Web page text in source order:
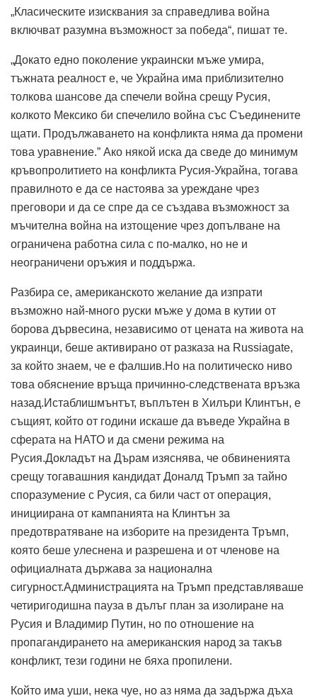
„Класическите изисквания за справедлива война
включват разумна възможност за победа“, пишат те.
„Докато едно поколение украински мъже умира,
тъжната реалност е, че Украйна има приблизително
толкова шансове да спечели война срещу Русия,
колкото Мексико би спечелило война със Съединените
щати. Продължаването на конфликта няма да промени
това уравнение.” Ако някой иска да сведе до минимум
кръвопролитието на конфликта Русия-Украйна, тогава
правилното е да се настоява за уреждане чрез
преговори и да се спре да се създава възможност за
мъчителна война на изтощение чрез допълване на
ограничена работна сила с по-малко, но не и
неограничени оръжия и поддържа.
Разбира се, американското желание да изпрати
възможно най-много руски мъже у дома в кутии от
борова дървесина, независимо от цената на живота на
украинци, беше активирано от разказа на Russiagate,
за който знаем, че е фалшив.Но на политическо ниво
това обяснение връща причинно-следствената връзка
назад.Истаблишмънтът, въплътен в Хилъри Клинтън, е
същият, който от години искаше да въведе Украйна в
сферата на НАТО и да смени режима на
Русия.Докладът на Дърам изяснява, че обвиненията
срещу тогавашния кандидат Доналд Тръмп за тайно
споразумение с Русия, са били част от операция,
инициирана от кампанията на Клинтън за
предотвратяване на изборите на президента Тръмп,
която беше улеснена и разрешена и от членове на
официалната държава за национална
сигурност.Администрацията на Тръмп представляваше
четиригодишна пауза в дълъг план за изолиране на
Русия и Владимир Путин, но по отношение на
пропагандирането на американския народ за такъв
конфликт, тези години не бяха пропилени.
Който има уши, нека чуе, но аз няма да задържа дъха